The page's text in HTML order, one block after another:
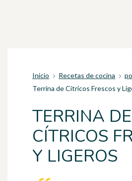
Inicio Recetas de cocina
Terrina de Cítricos Frescos y
TERRINA DE
CÍTRICOS
Y LIGEROS